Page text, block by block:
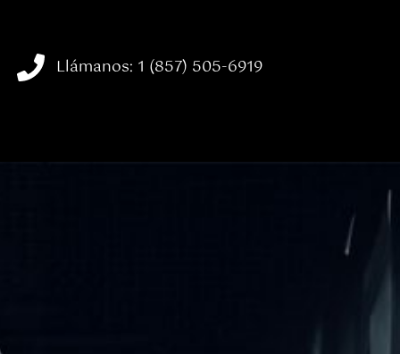
Llámanos: 1 (857) 505-6919